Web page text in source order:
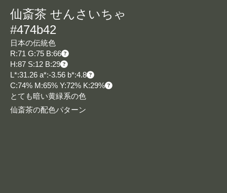
仙斎茶 せんさいちゃ
#474b42
日本の伝統色
R:71 G:75 B:66
H:87 S:12 B:29
L*:31.26 a*:-3.56 b*:4.8
C:74% M:65% Y:72% K:29%
とても暗い黄緑系の色
仙斎茶の配色パターン